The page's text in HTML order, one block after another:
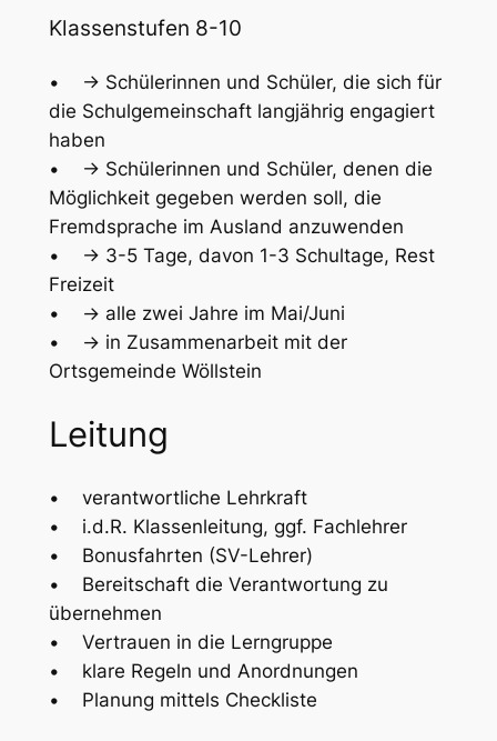
Klassenstufen 8-10
• -> Schülerinnen und Schüler, die sich für
die Schulgemeinschaft langjährig engagiert
haben
• -> Schülerinnen und Schüler, denen die
Möglichkeit gegeben werden soll, die
Fremdsprache im Ausland anzuwenden
• -> 3-5 Tage, davon 1-3 Schultage, Rest
Freizeit
• -> alle zwei Jahre im Mai/Juni
• -> in Zusammenarbeit mit der
Ortsgemeinde Wöllstein
Leitung
• verantwortliche Lehrkraft
• i.d.R. Klassenleitung, ggf. Fachlehrer
• Bonusfahrten (SV-Lehrer)
• Bereitschaft die Verantwortung zu
übernehmen
• Vertrauen in die Lerngruppe
• klare Regeln und Anordnungen
• Planung mittels Checkliste